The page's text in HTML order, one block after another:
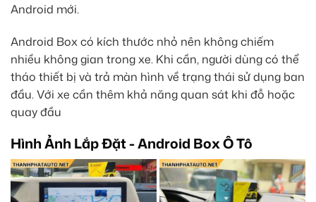
Android mới.
Android Box có kích thước nhỏ nên không chiếm
nhiều không gian trong xe. Khi cần, người dùng có thể
tháo thiết bị và trả màn hình về trạng thái sử dụng ban
đầu. Với xe cần thêm khả năng quan sát khi đỗ hoặc
quay đầu
Hình Ảnh Lắp Đặt - Android Box Ô Tô